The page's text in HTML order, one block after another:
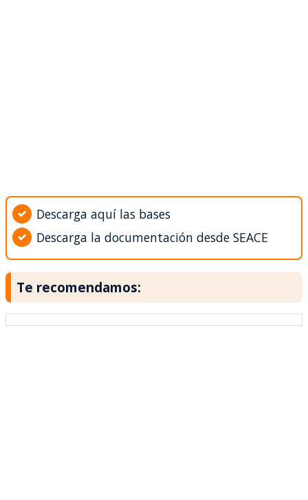
Descarga aquí las bases
Descarga la documentación desde SEACE
Te recomendamos: